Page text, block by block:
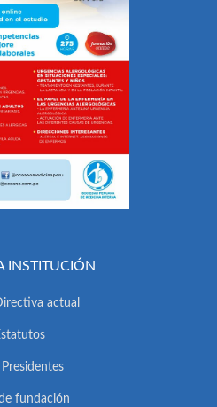
INSTITUCIÓN
actual
Presidentes
fundación